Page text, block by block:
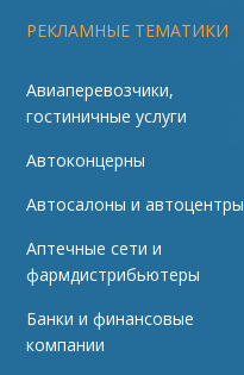
РЕКЛАМНЫЕ ТЕМАТИКИ
Авиаперевозчики,
гостиничные услуги
Автоконцерны
Автосалоны и автоцентры
Аптечные сети и
фармдистрибьютеры
Банки и финансовые
компании